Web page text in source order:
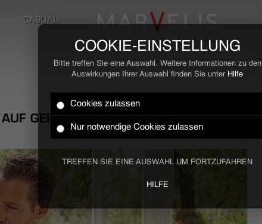
COOKIE-EINSTELLUNG
Bitte treffen Sie eine Auswahl. Weitere Informationen zu den
Auswirkungen Ihrer Auswahl finden Sie unter Hilfe
Cookies zulassen
Nur notwendige Cookies zulassen
TREFFEN SIE EINE AUSWAHL UM FORTZUFAHREN
HILFE
CASUAL
GERINGFÜGIGER BASIS